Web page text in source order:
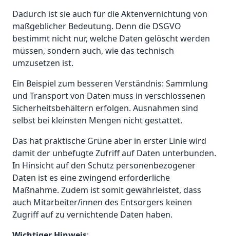
Dadurch ist sie auch für die Aktenvernichtung von
maßgeblicher Bedeutung. Denn die DSGVO
bestimmt nicht nur, welche Daten gelöscht werden
müssen, sondern auch, wie das technisch
umzusetzen ist.
Ein Beispiel zum besseren Verständnis: Sammlung
und Transport von Daten muss in verschlossenen
Sicherheitsbehältern erfolgen. Ausnahmen sind
selbst bei kleinsten Mengen nicht gestattet.
Das hat praktische Grüne aber in erster Linie wird
damit der unbefugte Zufriff auf Daten unterbunden.
In Hinsicht auf den Schutz personenbezogener
Daten ist es eine zwingend erforderliche
Maßnahme. Zudem ist somit gewährleistet, dass
auch Mitarbeiter/innen des Entsorgers keinen
Zugriff auf zu vernichtende Daten haben.